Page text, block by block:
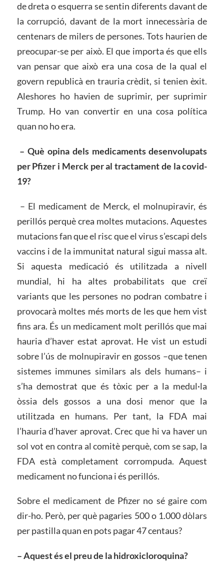
de dreta o esquerra se sentin diferents davant de
la corrupció, davant de la mort innecessària de
centenars de milers de persones. Tots haurien de
preocupar-se per això. El que importa és que ells
van pensar que això era una cosa de la qual el
govern republicà en trauria crèdit, si tenien èxit.
Aleshores ho havien de suprimir, per suprimir
Trump. Ho van convertir en una cosa política
quan no ho era.
– Què opina dels medicaments desenvolupats
per Pfizer i Merck per al tractament de lacovid-
19?
– El medicament de Merck, el molnupiravir, és
perillós perquè crea moltes mutacions. Aquestes
mutacions fan que el risc que el virus s’escapi dels
vaccins i de la immunitat natural sigui massa alt.
Si aquesta medicació és utilitzada a nivell
mundial, hi ha altes probabilitats que creï
variants que les persones no podran combatre i
provocarà moltes més morts de les que hem vist
fins ara. És un medicament molt perillós que mai
hauria d’haver estat aprovat. He vist un estudi
sobre l’ús de molnupiravir en gossos –que tenen
sistemes immunes similars als dels humans– i
s’ha demostrat que és tòxic per a la medul·la
òssia dels gossos a una dosi menor que la
utilitzada en humans. Per tant, la FDA mai
l’hauria d’haver aprovat. Crec que hi va haver un
sol vot en contra al comitè perquè, com se sap, la
FDA està completament corrompuda. Aquest
medicament no funciona i és perillós.
Sobre el medicament de Pfizer no sé gaire com
dir-ho. Però, per què pagaries 500 o 1.000 dòlars
per pastilla quan en pots pagar 47 centaus?
– Aquest és el preu de la hidroxicloroquina?